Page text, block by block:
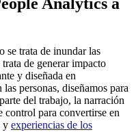
se trata de inundar las
de generar impacto
y diseñada en
personas, diseñamos para
del trabajo, la narración
control para convertirse en
y experiencias de los